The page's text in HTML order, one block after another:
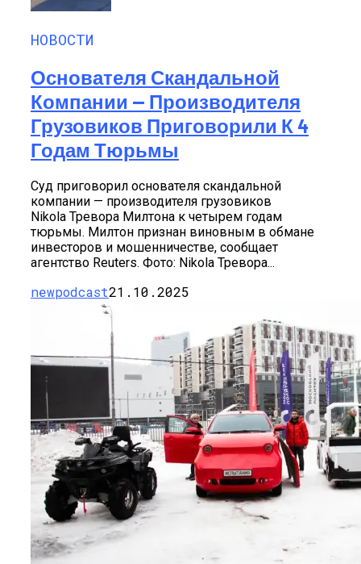
НОВОСТИ
Основателя Скандальной
Компании — Производителя
Грузовиков Приговорили К 4
Годам Тюрьмы
Суд приговорил основателя скандальной
компании — производителя грузовиков
Nikola Тревора Милтона к четырем годам
тюрьмы. Милтон признан виновным в обмане
инвесторов и мошенничестве, сообщает
агентство Reuters. Фото: Nikola Тревора...
newpodcast21.10.2025